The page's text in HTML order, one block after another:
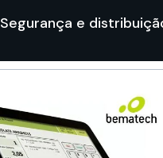
Segurança e